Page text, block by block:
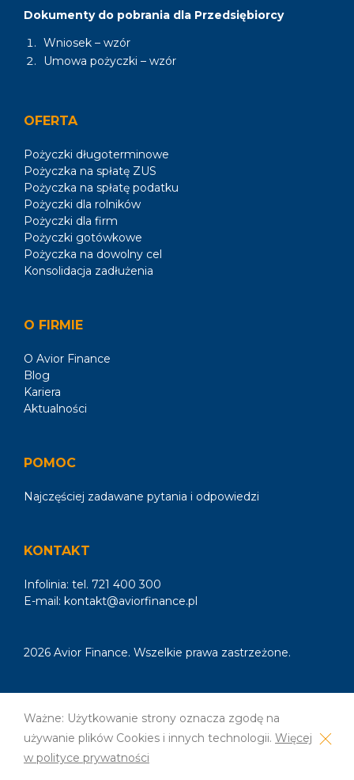
Dokumenty do pobrania dla Przedsiębiorcy
Wniosek – wzór
Umowa pożyczki – wzór
OFERTA
Pożyczki długoterminowe
Pożyczka na spłatę ZUS
Pożyczka na spłatę podatku
Pożyczki dla rolników
Pożyczki dla firm
Pożyczki gotówkowe
Pożyczka na dowolny cel
Konsolidacja zadłużenia
O FIRMIE
O Avior Finance
Blog
Kariera
Aktualności
POMOC
Najczęściej zadawane pytania i odpowiedzi
KONTAKT
Infolinia: tel. 721 400 300
E-mail: kontakt@aviorfinance.pl
2026 Avior Finance. Wszelkie prawa zastrzeżone.
Ważne: Użytkowanie strony oznacza zgodę na
używanie plików Cookies i innych technologii. Więcej
w polityce prywatności